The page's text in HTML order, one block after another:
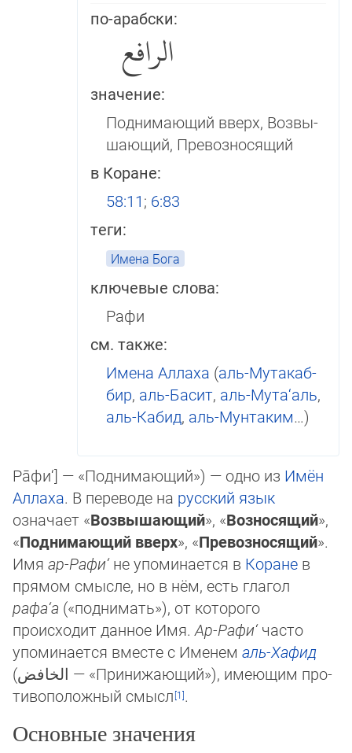
по-арабски:
الرافع
значение:
Поднимающий вверх, Воз­вы­
шаю­щий, Превозносящий
в Коране:
58:11; 6:83
теги:
Имена Бога
ключевые слова:
Рафи
см. также:
Имена Аллаха (аль-Мутакаб­
бир, аль-Басит, аль-Мута‘аль,
аль-Кабид, аль-Мунтаким…)
Ра̄фи‘] — «Поднимающий»‎) — одно из Имён
Аллаха. В переводе на русский язык
означает «Возвышающий», «Возносящий»,
«Поднимающий вверх», «Пре­возносящий».
Имя ар-Рафи‘не упоминается в Коране в
прямом смысле, но в нём, есть глагол
рафа‘а («поднимать»), от которого
происходит данное Имя. Ар-Рафи‘часто
упоминается вмес­те с Именем аль-Хафид
(الخافض ‎ — «Принижающий»), имеющим про­
ти­во­положный смысл
.
Основные значения